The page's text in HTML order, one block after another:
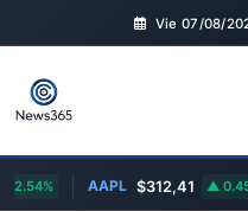
Vie 07/08/
AAPL $312,41 0.45%